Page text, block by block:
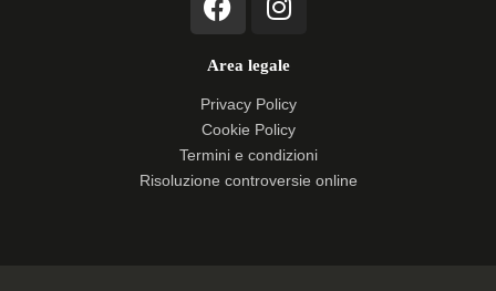
a
e
b
o
o
k
n
t
a
g
r
a
Area legale
Privacy Policy
Cookie Policy
Termini e condizioni
Risoluzione controversie online